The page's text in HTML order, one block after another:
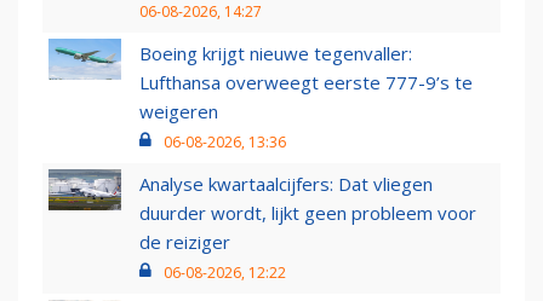
06-08-2026, 14:27
Boeing krijgt nieuwe tegenvaller:
Lufthansa overweegt eerste 777-9’s te
weigeren
06-08-2026, 13:36
Analyse kwartaalcijfers: Dat vliegen
duurder wordt, lijkt geen probleem voor
de reiziger
06-08-2026, 12:22